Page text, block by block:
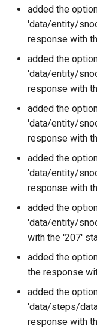
added the
'data/entity/
response with
added the
'data/entity/
response with
added the
'data/entity/
response with
added the
'data/entity/
response with
added the
'data/entity/
with the '207'
added the
the response
added the
'data/steps/
response with